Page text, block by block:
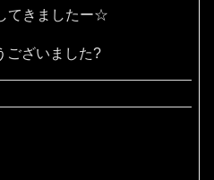
てきましたー☆
ございました?